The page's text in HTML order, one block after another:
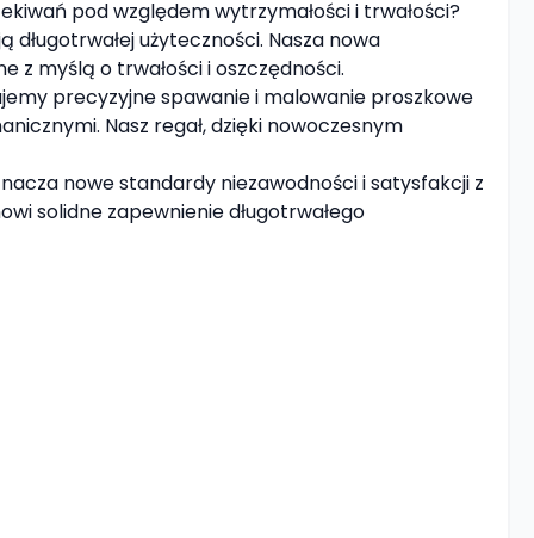
pod względem wytrzymałości i trwałości?
użyteczności. Nasza nowa
z myślą o trwałości i oszczędności.
precyzyjne spawanie i malowanie proszkowe
Nasz regał, dzięki nowoczesnym
nowe standardy niezawodności i satysfakcji z
solidne zapewnienie długotrwałego